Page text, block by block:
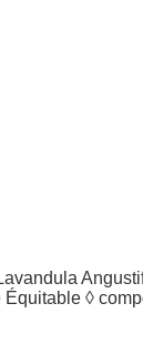
◊